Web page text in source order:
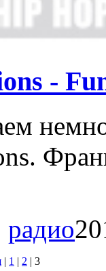
-
радио
| 1 | 2 | 3